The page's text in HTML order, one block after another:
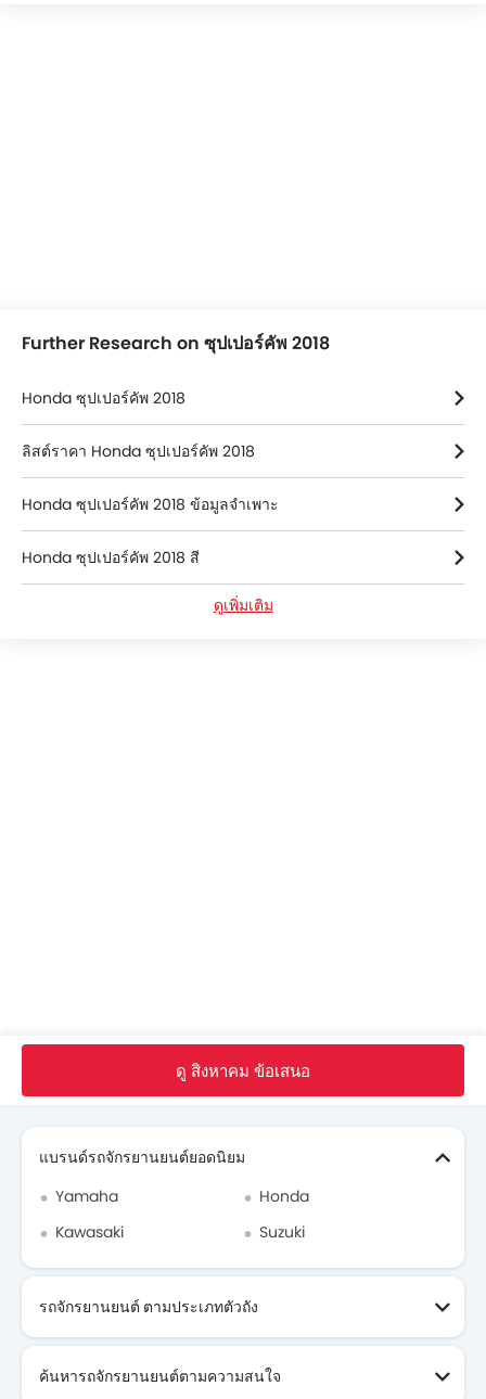
Further Research on ซุปเปอร์คัพ 2018
Honda ซุปเปอร์คัพ 2018
ลิสต์ราคา Honda ซุปเปอร์คัพ 2018
Honda ซุปเปอร์คัพ 2018 ข้อมูลจำเพาะ
Honda ซุปเปอร์คัพ 2018 สี
Honda ซุปเปอร์คัพ 2018 FAQsดูเพิ่มเติม
ดู สิงหาคม ข้อเสนอ
Search Other รถจักรยานยนต์
แบรนด์รถจักรยานยนต์ยอดนิยม
Yamaha
Honda
Kawasaki
Suzuki
รถจักรยานยนต์ ตามประเภทตัวถัง
ค้นหารถจักรยานยนต์ตามความสนใจ